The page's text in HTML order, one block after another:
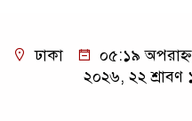
ঢাকা
০৫:১৯
২০২৬, ২২ শ্রাবণ